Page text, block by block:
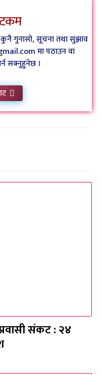
कुनै गुनासो, सूचना तथा सुझाव
मा पठाउन वा
सक्नुहुनेछ ।
संकट : २४